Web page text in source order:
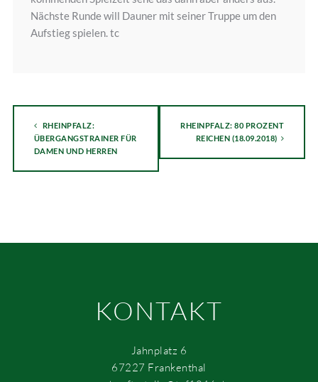
Nächste Runde will Dauner mit seiner Truppe um den
Aufstieg spielen. tc
RHEINPFALZ:
ÜBERGANGSTRAINER FÜR
DAMEN UND HERREN
RHEINPFALZ: 80 PROZENT
REICHEN (18.09.2018)
KONTAKT
Jahnplatz 6
67227 Frankenthal